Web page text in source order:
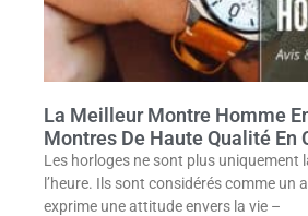
La Meilleur Montre Homme
Montres De Haute Qualité En
Les horloges ne sont plus uniquement
l’heure. Ils sont considérés comme un
exprime une attitude envers la vie –